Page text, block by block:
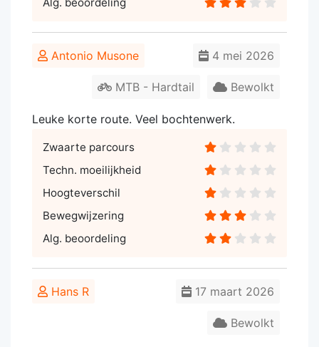
Alg. beoordeling
Antonio Musone 4 mei 2026
Bewolkt
MTB - Hardtail
Leuke korte route. Veel bochtenwerk.
Zwaarte parcours
Techn. moeilijkheid
Hoogteverschil
Bewegwijzering
Alg. beoordeling
Hans R 17 maart 2026
Bewolkt